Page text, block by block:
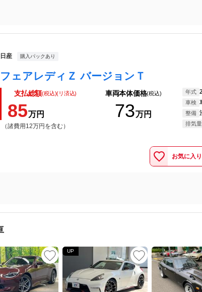
日産 購入パックあり
フェアレディＺ バージョンＴ
支払総額(税込)(リ済込)
85万円
（諸費用12万円を含む）
車両本体価格(税込)
73万円
年式
車検
整備
排気量
お気に入り
UP